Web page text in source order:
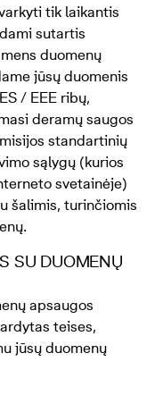
tik laikantis
sutartis
duomenų
jūsų duomenis
/ EEE ribų,
deramų saugos
standartinių
sąlygų (kurios
svetainėje)
šalimis, turinčiomis
SU DUOMENŲ
apsaugos
teises,
jūsų duomenų